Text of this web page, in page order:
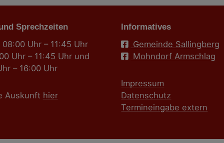
und Sprechzeiten
08:00 Uhr – 11:45 Uhr
Uhr – 11:45 Uhr und
– 16:00 Uhr
Auskunft hier
Informatives
Gemeinde Sallingberg
Mohndorf Armschlag
Impressum
Datenschutz
Termineingabe extern